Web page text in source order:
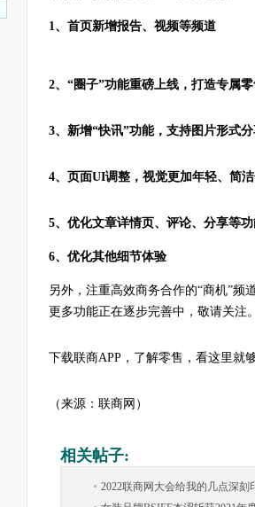
1、首页新增报告、视频等频道
2、“圈子”功能重磅上线，打造专属
3、新增“快讯”功能，支持图片形式
4、页面UI调整，视觉更加年轻、简
5、优化文章详情页、评论、分享等
6、优化其他细节体验
另外，注重高效商务合作的“商机”
更多功能正在逐步完善中，敬请关注。
下载联商APP，了解零售，看这里就
（来源：联商网）
相关帖子:
2022联商网大会给我的几点深刻